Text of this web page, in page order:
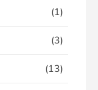
(1)
(3)
(13)